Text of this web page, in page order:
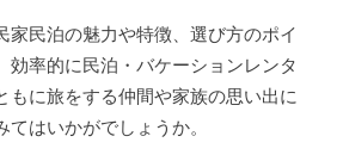
家民泊の魅力や特徴、選び方のポイ
効率的に民泊・バケーションレンタ
もに旅をする仲間や家族の思い出に
はいかがでしょうか。